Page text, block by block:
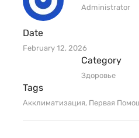
Administrator
Date
February 12, 2026
Category
Здоровье
Tags
Акклиматизация, Первая